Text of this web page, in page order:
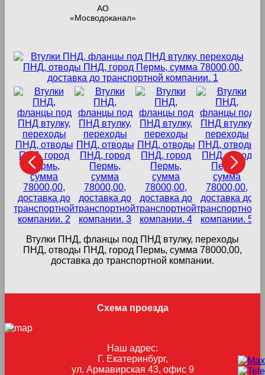
АО
«Мосводоканал»
Втулки ПНД, фланцы под ПНД втулку, переходы
ПНД, отводы ПНД, город Пермь, сумма 78000,00,
доставка до транспортной компании.
Схема проезда
Наш адрес:
Г. Екатеринбург,
ул. Армавирская 43, офис 9